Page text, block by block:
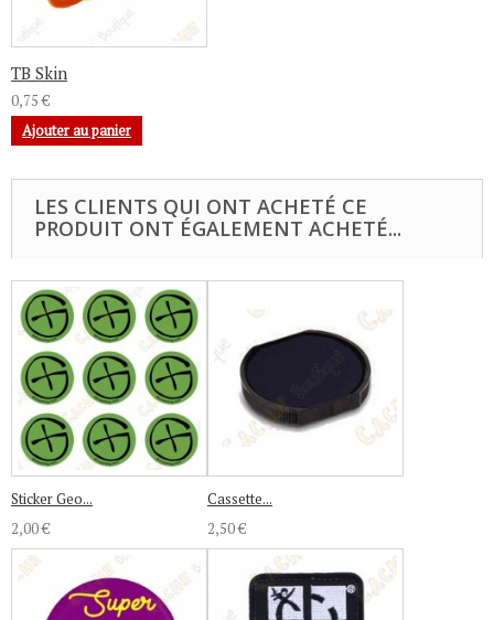
TB Skin
0,75 €
Ajouter au panier
LES CLIENTS QUI ONT ACHETÉ CE
PRODUIT ONT ÉGALEMENT ACHETÉ...
Sticker Geo...
2,00 €
Cassette...
2,50 €